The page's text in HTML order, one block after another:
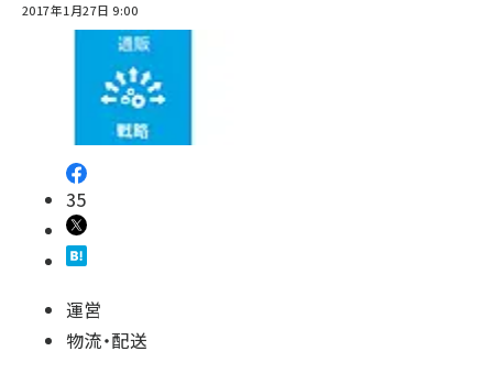
2017年1月27日 9:00
35
運営
物流・配送